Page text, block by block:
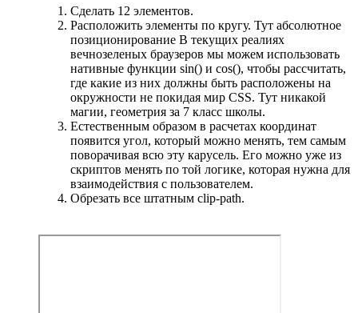
Сделать 12 элементов.
Расположить элементы по кругу. Тут абсолютное
позиционирование В текущих реалиях
вечнозеленых браузеров мы можем использовать
нативные функции sin() и cos(), чтобы рассчитать,
где какие из них должны быть расположены на
окружности не покидая мир CSS. Тут никакой
магии, геометрия за 7 класс школы.
Естественным образом в расчетах координат
появится угол, который можно менять, тем самым
поворачивая всю эту карусель. Его можно уже из
скриптов менять по той логике, которая нужна для
взаимодействия с пользователем.
Обрезать все штатным clip-path.